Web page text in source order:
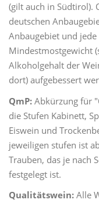
(gilt auch in Südtirol).
deutschen
Anbaugebiet und
Mindestmostgewicht
Alkoholgehalt der
dort) aufgebessert
QmP: Abkürzung für
die Stufen Kabinett,
Eiswein und
jeweiligen stufen ist
Trauben, das je nach
festgelegt ist.
Qualitätswein: Alle